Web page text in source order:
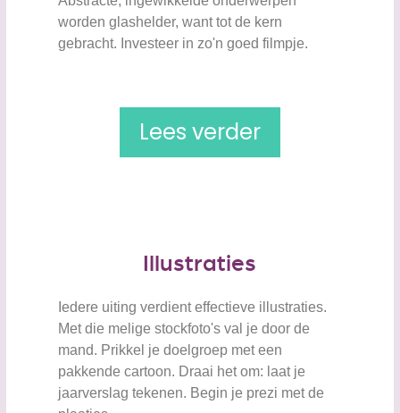
worden glashelder, want tot de kern
gebracht. Investeer in zo'n goed filmpje.
Lees verder
Illustraties
Iedere uiting verdient effectieve illustraties.
Met die melige stockfoto's val je door de
mand. Prikkel je doelgroep met een
pakkende cartoon. Draai het om: laat je
jaarverslag tekenen. Begin je prezi met de